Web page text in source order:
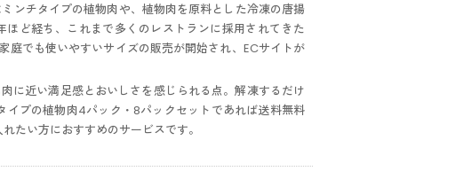
ンチタイプの植物肉や、植物肉を原料とした冷凍の唐揚
ど経ち、これまで多くのレストランに採用されてきた
でも使いやすいサイズの販売が開始され、ECサイトが
近い満足感とおいしさを感じられる点。解凍するだけ
イプの植物肉4パック・8パックセットであれば送料無料
たい方におすすめのサービスです。